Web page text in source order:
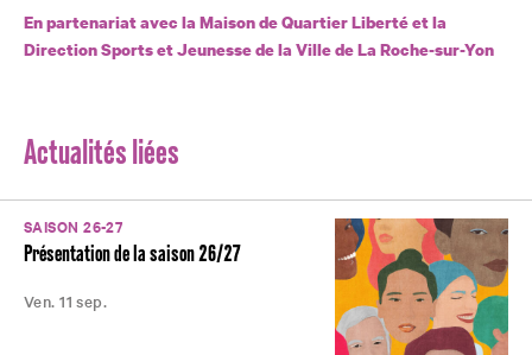
En partenariat avec la Maison de Quartier Liberté et la
Direction Sports et Jeunesse de la Ville de La Roche-sur-Yon
Actualités liées
SAISON 26-27
Présentation de la saison 26/27
Ven. 11 sep.